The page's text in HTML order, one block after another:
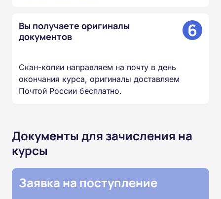
Вы получаете оригиналы
документов
6
Скан-копии направляем на почту в день
окончания курса, оригиналы доставляем
Почтой России бесплатно.
Документы для зачисления на
курсы
Заявка на поступление